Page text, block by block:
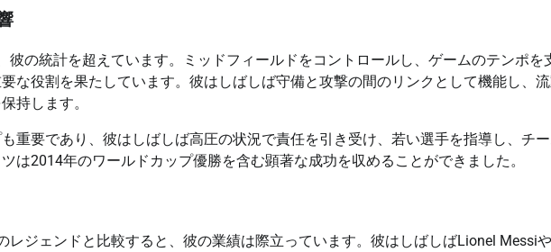
彼の統計を超えています。ミッドフィールドをコントロールし、ゲームのテンポを
な役割を果たしています。彼はしばしば守備と攻撃の間のリンクとして機能し、
持します。
重要であり、彼はしばしば高圧の状況で責任を引き受け、若い選手を指導し、チ
は2014年のワールドカップ優勝を含む顕著な成功を収めることができました。
レジェンドと比較すると、彼の業績は際立っています。彼はしばしばLionel Messiや